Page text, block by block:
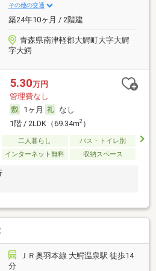
その他の交通
築24年10ヶ月 / 2階建
青森県南津軽郡大鰐町大字大鰐
字大鰐
5.30万円
管理費なし
1ヶ月
なし
1階 / 2LDK（69.34m2）
二人暮らし
バス・トイレ別
インターネット無料 収納スペース
ＪＲ奥羽本線 大鰐温泉駅 徒歩14
分